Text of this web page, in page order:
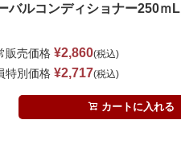
バルコンディショナー250ｍL
販売価格 ¥2,860 税込
特別価格 ¥2,717 税込
カートに入れる